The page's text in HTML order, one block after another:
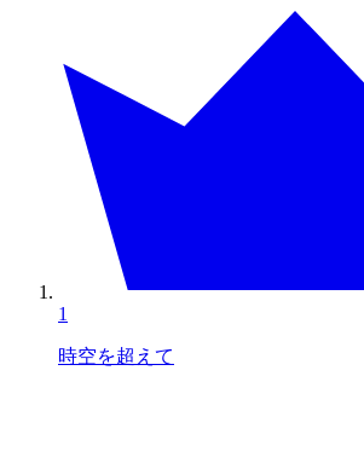
1
時空を超えて